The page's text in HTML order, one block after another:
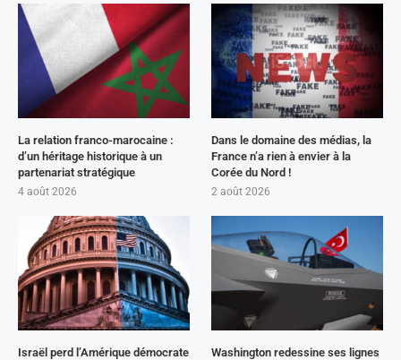
La relation franco-marocaine :
d’un héritage historique à un
partenariat stratégique
4 août 2026
Dans le domaine des médias, la
France n’a rien à envier à la
Corée du Nord !
2 août 2026
Israël perd l’Amérique démocrate
Washington redessine ses lignes